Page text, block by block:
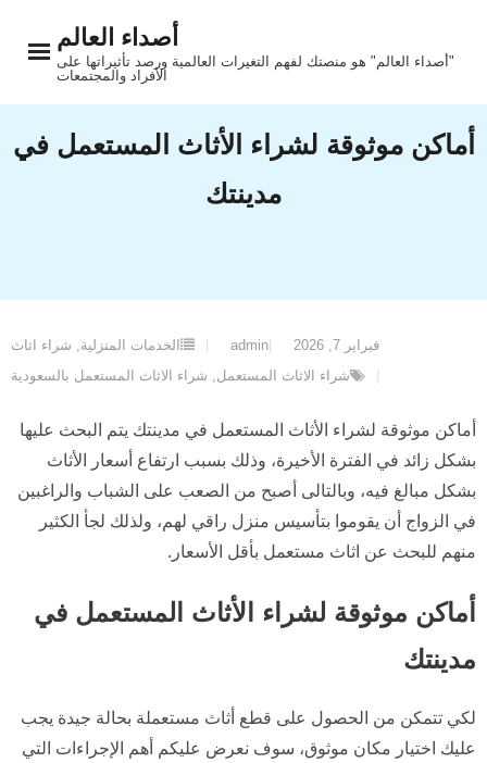
أصداء العالم
"أصداء العالم" هو منصتك لفهم التغيرات العالمية ورصد تأثيراتها على
الأفراد والمجتمعات
أماكن موثوقة لشراء الأثاث المستعمل في
مدينتك
فبراير 7, 2026 admin الخدمات المنزلية, شراء اثاث
شراء الاثاث المستعمل, شراء الاثاث المستعمل بالسعودية
أماكن موثوقة لشراء الأثاث المستعمل في مدينتك يتم البحث عليها
بشكل زائد في الفترة الأخيرة، وذلك بسبب ارتفاع أسعار الأثاث
بشكل مبالغ فيه، وبالتالى أصبح من الصعب على الشباب والراغبين
في الزواج أن يقوموا بتأسيس منزل راقي لهم، ولذلك لجأ الكثير
منهم للبحث عن اثاث مستعمل بأقل الأسعار.
أماكن موثوقة لشراء الأثاث المستعمل في
مدينتك
لكي تتمكن من الحصول على قطع أثاث مستعملة بحالة جيدة يجب
عليك اختيار مكان موثوق، سوف نعرض عليكم أهم الإجراءات التي